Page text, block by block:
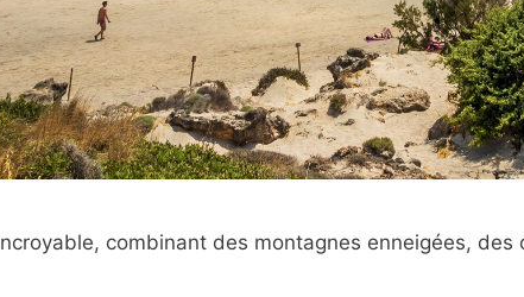
combinant des montagnes enneigées,